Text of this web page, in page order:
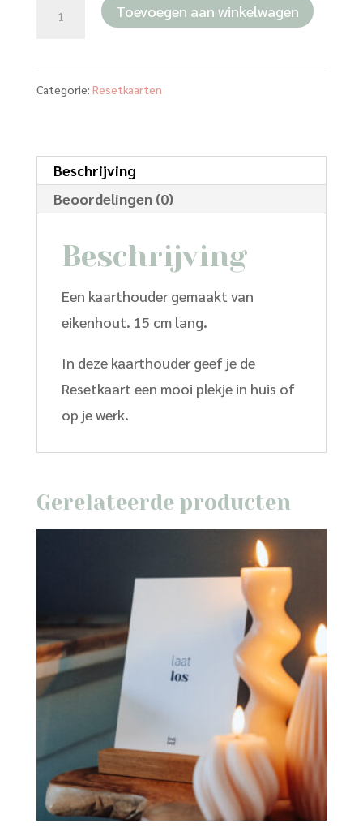
15
aantal
Toevoegen aan winkelwagen
Categorie: Resetkaarten
Beschrijving
Beoordelingen (0)
Beschrijving
Een kaarthouder gemaakt van
eikenhout. 15 cm lang.
In deze kaarthouder geef je de
Resetkaart een mooi plekje in huis of
op je werk.
Gerelateerde producten